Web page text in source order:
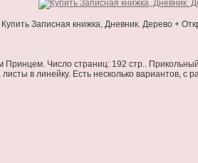
Купить Записная книжка, Дневник. Дерево +
Принцем. Число страниц: 192 стр..
в линейку. Есть несколько вариантов, с